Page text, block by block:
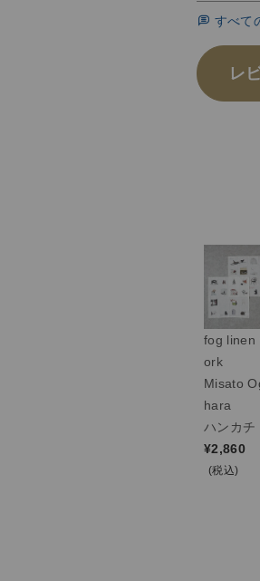
すべて
レ
fog linen
ork
Misato
hara
ハンカチ
¥2,860
(税込)